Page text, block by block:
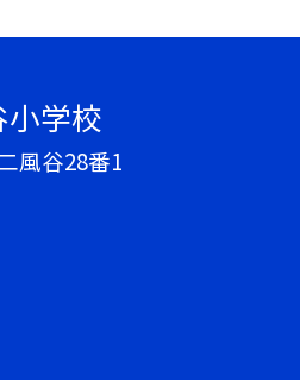
学校
風谷28番1